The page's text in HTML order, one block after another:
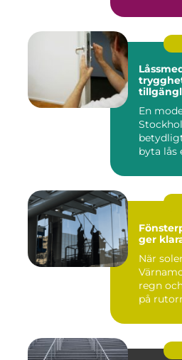
En
byta
ger
När
regn
på